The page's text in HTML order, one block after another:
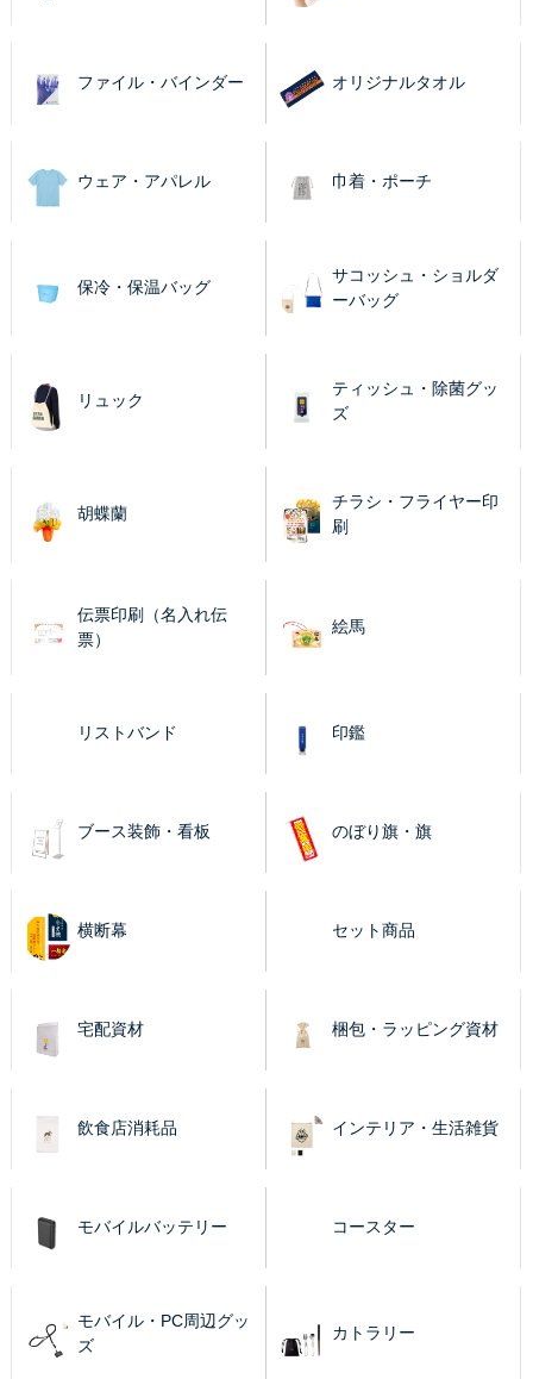
ファイル・バインダー オリジナルタオル
ウェア・アパレル 巾着・ポーチ
保冷・保温バッグ
サコッシュ・ショルダ
ーバッグ
リュック
ティッシュ・除菌グッ
ズ
胡蝶蘭
チラシ・フライヤー印
刷
伝票印刷（名入れ伝
票）
絵馬
リストバンド 印鑑
ブース装飾・看板 のぼり旗・旗
横断幕 セット商品
宅配資材 梱包・ラッピング資材
飲食店消耗品 インテリア・生活雑貨
モバイルバッテリー コースター
モバイル・PC周辺グッ
ズ
カトラリー